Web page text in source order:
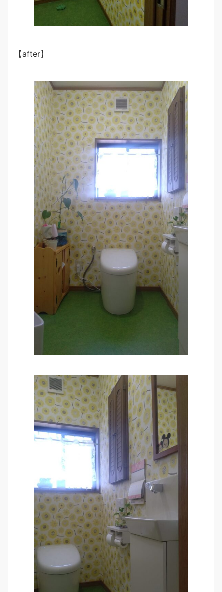
【after】